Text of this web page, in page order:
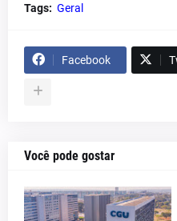
Tags: Geral
Facebook
Você pode gostar